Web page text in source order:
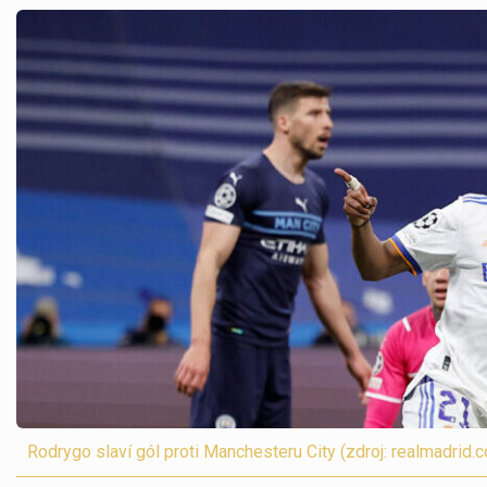
Rodrygo slaví gól proti Manchesteru City (zdroj: